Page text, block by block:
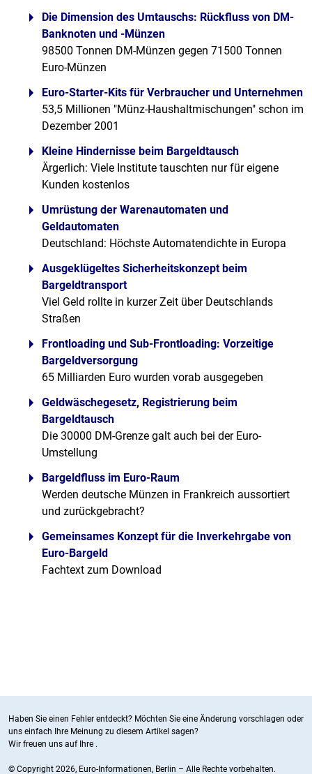
Die Dimension des Umtauschs: Rückfluss von DM-
Banknoten und -Münzen
98500 Tonnen DM-Münzen gegen 71500 Tonnen
Euro-Münzen
Euro-Starter-Kits für Verbraucher und Unternehmen
53,5 Millionen "Münz-Haushaltmischungen" schon im
Dezember 2001
Kleine Hindernisse beim Bargeldtausch
Ärgerlich: Viele Institute tauschten nur für eigene
Kunden kostenlos
Umrüstung der Warenautomaten und
Geldautomaten
Deutschland: Höchste Automatendichte in Europa
Ausgeklügeltes Sicherheitskonzept beim
Bargeldtransport
Viel Geld rollte in kurzer Zeit über Deutschlands
Straßen
Frontloading und Sub-Frontloading: Vorzeitige
Bargeldversorgung
65 Milliarden Euro wurden vorab ausgegeben
Geldwäschegesetz, Registrierung beim
Bargeldtausch
Die 30000 DM-Grenze galt auch bei der Euro-
Umstellung
Bargeldfluss im Euro-Raum
Werden deutsche Münzen in Frankreich aussortiert
und zurückgebracht?
Gemeinsames Konzept für die Inverkehrgabe von
Euro-Bargeld
Fachtext zum Download
Haben Sie einen Fehler entdeckt? Möchten Sie eine Änderung vorschlagen oder
uns einfach Ihre Meinung zu diesem Artikel sagen?
Wir freuen uns auf Ihre .
© Copyright 2026, Euro-Informationen, Berlin – Alle Rechte vorbehalten.